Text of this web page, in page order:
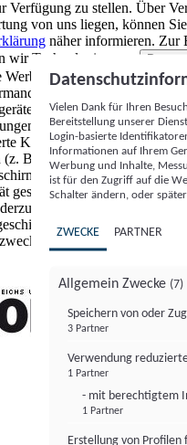
Verfügung zu stellen. Über
von uns liegen, können
näher informieren. Zur
wir Technologien von
Werbung und Inhalte, Messung
von Inhalten sowie
oder ähnliche Online-
zufällig generierte
Kennungen) können
(z. B. Browsertyp und
unterstützte
gespeichert oder von dort
wenn es eine
für einen oder mehrere
Vielen Dank für Ihren
Bereitstellung unserer
Login-basierte
Informationen auf Ihrem
Werbung und Inhalte,
ist für den Zugriff auf die
Schalter ändern, oder
ZWECKE PARTNER
Allgemein Zwecke (7)
Speichern von oder
3 Partner
Verwendung
1 Partner
- mit berechtigtem
1 Partner
Erstellung von
professionell